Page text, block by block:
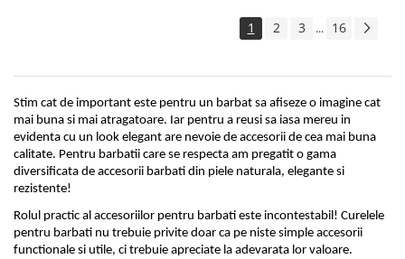
1 2 3 ... 16
Stim cat de important este pentru un barbat sa afiseze o imagine cat
mai buna si mai atragatoare. Iar pentru a reusi sa iasa mereu in
evidenta cu un look elegant are nevoie de accesorii de cea mai buna
calitate. Pentru barbatii care se respecta am pregatit o gama
diversificata de accesorii barbati din piele naturala, elegante si
rezistente!
Rolul practic al accesoriilor pentru barbati este incontestabil! Curelele
pentru barbati nu trebuie privite doar ca pe niste simple accesorii
functionale si utile, ci trebuie apreciate la adevarata lor valoare.